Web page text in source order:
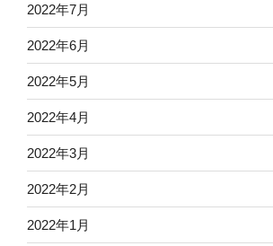
2022年7月
2022年6月
2022年5月
2022年4月
2022年3月
2022年2月
2022年1月